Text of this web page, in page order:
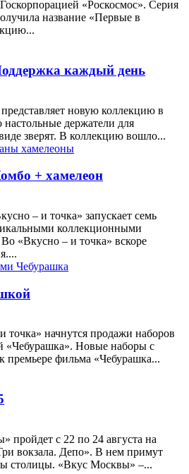
«Роскосмос». Серия
название «Первые в
каждый день
новую коллекцию в
держатели для
зверят. В коллекцию вошло...
+ хамелеон
– и точка» запускает семь
коллекционными
«Вкусно – и точка» вскоре
точка» начнутся продажи наборов
«Чебурашка». Новые наборы с
фильма «Чебурашка...
пройдет с 22 по 24 августа на
вокзала. Депо». В нем примут
столицы. «Вкус Москвы» –...